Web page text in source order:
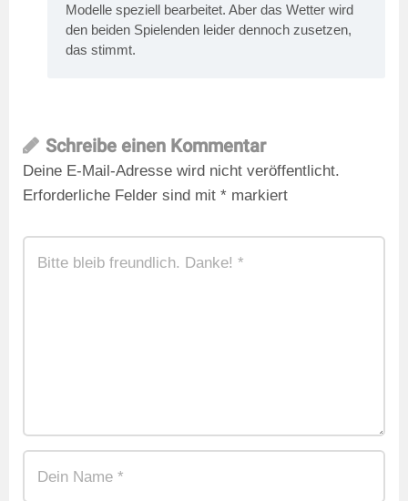
Modelle speziell bearbeitet. Aber das Wetter wird
den beiden Spielenden leider dennoch zusetzen,
das stimmt.
Schreibe einen Kommentar
Deine E-Mail-Adresse wird nicht veröffentlicht.
Erforderliche Felder sind mit * markiert